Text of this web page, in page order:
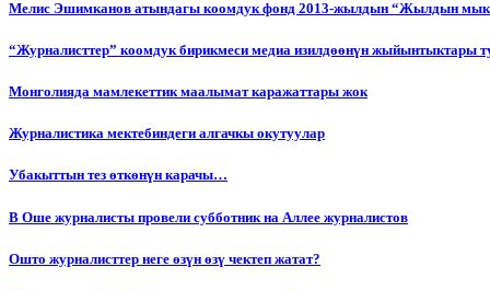
Мелис Эшимканов атындагы коомдук фонд 2013-жылдын “Жылдын
“Журналисттер” коомдук бирикмеси медиа изилдөөнүн жыйынтыктары
Монголияда мамлекеттик маалымат каражаттары жок
Журналистика мектебиндеги алгачкы окутуулар
Убакыттын тез өткөнүн карачы…
В Оше журналисты провели субботник на Аллее журналистов
Ошто журналисттер неге өзүн өзү чектеп жатат?